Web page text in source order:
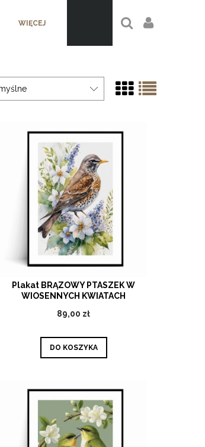
WIĘCEJ
Plakat BRĄZOWY PTASZEK W
WIOSENNYCH KWIATACH
89,00 zł
DO KOSZYKA